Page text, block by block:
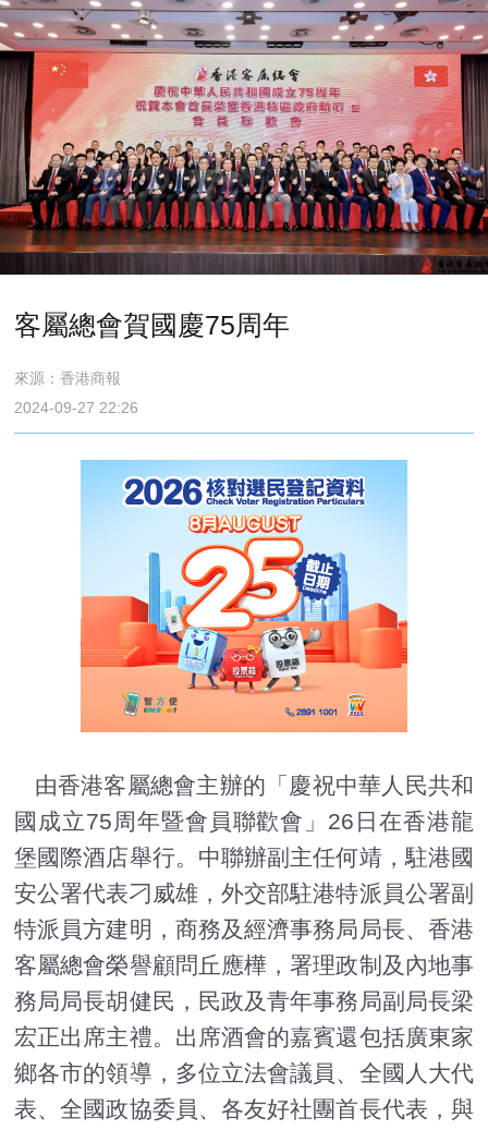
客屬總會賀國慶75周年
來源：香港商報
2024-09-27 22:26
由香港客屬總會主辦的「慶祝中華人民共和
國成立75周年暨會員聯歡會」26日在香港龍
堡國際酒店舉行。中聯辦副主任何靖，駐港國
安公署代表刁威雄，外交部駐港特派員公署副
特派員方建明，商務及經濟事務局局長、香港
客屬總會榮譽顧問丘應樺，署理政制及內地事
務局局長胡健民，民政及青年事務局副局長梁
宏正出席主禮。出席酒會的嘉賓還包括廣東家
鄉各市的領導，多位立法會議員、全國人大代
表、全國政協委員、各友好社團首長代表，與